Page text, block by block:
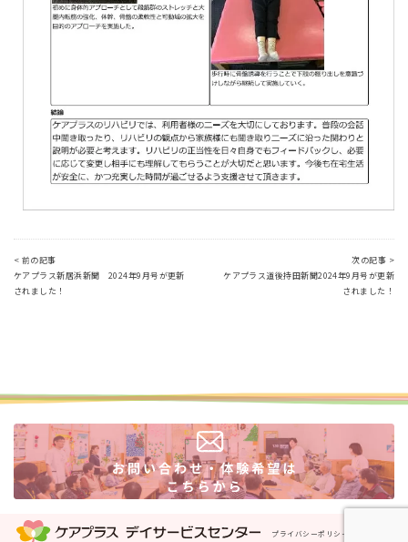
< 前の記事
ケアプラス新居浜新聞 2024年9月号が更新
されました！
次の記事 >
ケアプラス道後持田新聞2024年9月号が更新
されました！
プライバシーポリシー